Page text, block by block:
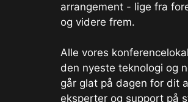
arrangement - lige fra
og videre frem.
Alle vores
den nyeste teknologi og
går glat på dagen for dit
eksperter og support på